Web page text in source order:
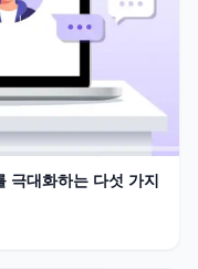
극대화하는 다섯 가지